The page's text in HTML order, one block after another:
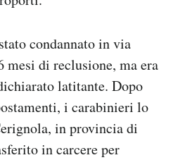
condannato in via
mesi di reclusione, ma era
latitante. Dopo
i carabinieri lo
in provincia di
in carcere per